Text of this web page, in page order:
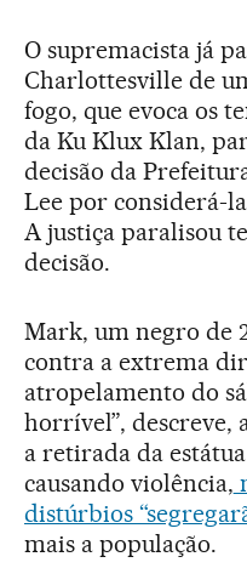
O supremacista já
Charlottesville de
fogo, que evoca os
da Ku Klux Klan,
decisão da
Lee por considerá-
A justiça paralisou
decisão.
Mark, um negro de
contra a extrema
atropelamento do
horrível”, descreve,
a retirada da
causando violência,
distúrbios
mais a população.